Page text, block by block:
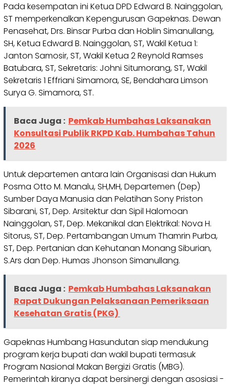
Pada kesempatan ini Ketua DPD Edward B. Nainggolan,
ST memperkenalkan Kepengurusan Gapeknas. Dewan
Penasehat, Drs. Binsar Purba dan Hoblin Simanullang,
SH, Ketua Edward B. Nainggolan, ST, Wakil Ketua 1:
Janton Samosir, ST, Wakil Ketua 2 Reynold Ramses
Batubara, ST, Sekretaris: Johni Situmorang, ST, Wakil
Sekretaris 1 Effriani Simamora, SE, Bendahara Limson
Surya G. Simamora, ST.
Baca Juga : Pemkab Humbahas Laksanakan
Konsultasi Publik RKPD Kab. Humbahas Tahun
2026
Untuk departemen antara lain Organisasi dan Hukum
Posma Otto M. Manalu, SH,MH, Departemen (Dep)
Sumber Daya Manusia dan Pelatihan Sony Priston
Sibarani, ST, Dep. Arsitektur dan Sipil Halomoan
Nainggolan, ST, Dep. Mekanikal dan Elektrikal: Nova H.
Sitorus, ST, Dep. Pertambangan Umum Thamrin Purba,
ST, Dep. Pertanian dan Kehutanan Monang Siburian,
S.Ars dan Dep. Humas Jhonson Simanullang.
Baca Juga : Pemkab Humbahas Laksanakan
Rapat Dukungan Pelaksanaan Pemeriksaan
Kesehatan Gratis (PKG)
Gapeknas Humbang Hasundutan siap mendukung
program kerja bupati dan wakil bupati termasuk
Program Nasional Makan Bergizi Gratis (MBG).
Pemerintah kiranya dapat bersinergi dengan asosiasi -